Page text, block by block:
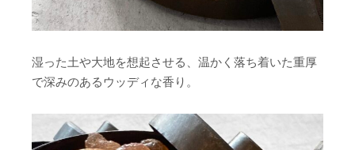
湿った土や大地を想起させる、温かく落ち着いた重厚
で深みのあるウッディな香り。